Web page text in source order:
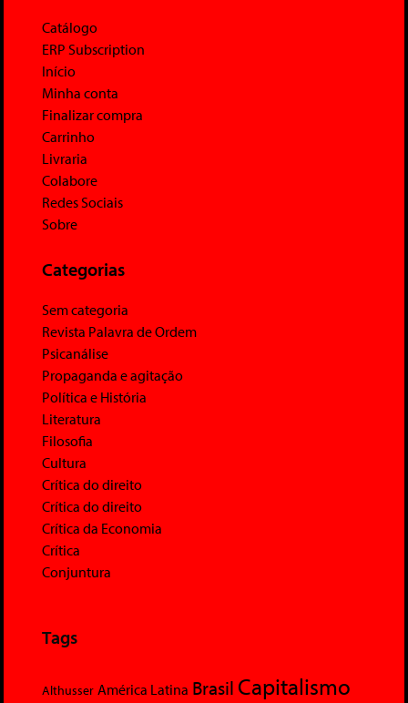
Catálogo
ERP Subscription
Início
Minha conta
Finalizar compra
Carrinho
Livraria
Colabore
Redes Sociais
Sobre
Categorias
Sem categoria
Revista Palavra de Ordem
Psicanálise
Propaganda e agitação
Política e História
Literatura
Filosofia
Cultura
Crítica do direito
Crítica do direito
Crítica da Economia
Crítica
Conjuntura
Tags
Althusser América Latina Brasil Capitalismo